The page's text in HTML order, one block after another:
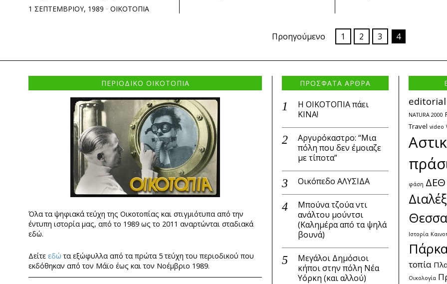
1 ΣΕΠΤΕΜΒΡΙΟΥ, 1989 ΟΙΚΟΤΟΠΙΑ
Προηγούμενο 1 2 3 4
ΠΕΡΙΟΔΙΚΟ ΟΙΚΟΤΟΠΙΑ
Όλα τα ψηφιακά τεύχη της Οικοτοπίας και στιγμιότυπα από την
έντυπη ιστορία μας, από το 1989 ως το 2011 αναρτώνται σταδιακά
εδώ.
Δείτε εδώ τα εξώφυλλα από τα πρώτα 5 τεύχη του περιοδικού που
εκδόθηκαν από τον Μάϊο έως και τον Νοέμβριο 1989.
ΠΡΟΣΦΑΤΑ ΑΡΘΡΑ
Η ΟΙΚΟΤΟΠΙΑ πάει
ΚΙΝΑ!
Αργυρόκαστρο: “Μια
πόλη που δεν έμοιαζε
με τίποτα”
Οικόπεδο ΑΛΥΣΙΔΑ
Μπούνα τζούα ντι
ανάλτου μούντσι
(Καλημέρα από τα ψηλά
βουνά)
Μεγάλοι Δημόσιοι
κήποι στην πόλη Νέα
Υόρκη (και αλλού)
editorial
NATURA 2000
Travel video
φάση ΔΕΘ
Ιστορία
τοπία
Οικολογία